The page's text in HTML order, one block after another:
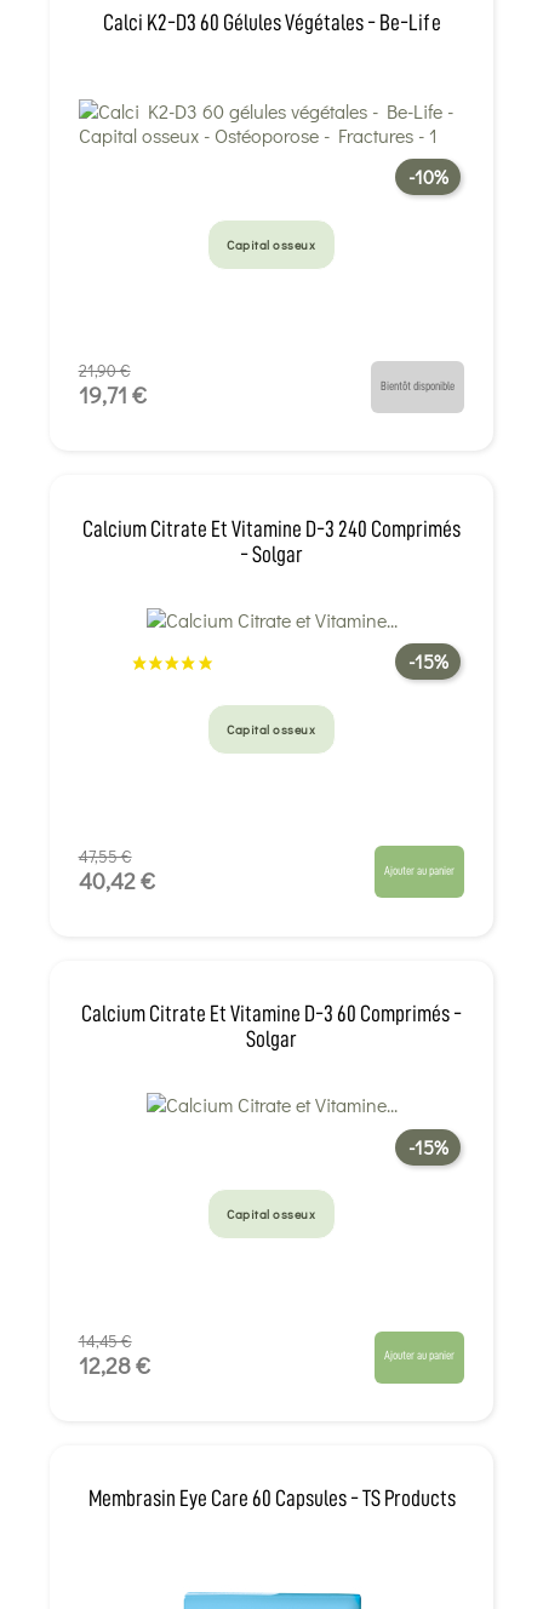
Calci K2-D3 60 Gélules Végétales - Be-Life
-10%
Capital osseux
21,90 €
19,71 € Bientôt disponible
Calcium Citrate Et Vitamine D-3 240 Comprimés
- Solgar
-15%
Capital osseux
47,55 €
40,42 € Ajouter au panier
Calcium Citrate Et Vitamine D-3 60 Comprimés -
Solgar
-15%
Capital osseux
14,45 €
12,28 € Ajouter au panier
Membrasin Eye Care 60 Capsules - TS Products